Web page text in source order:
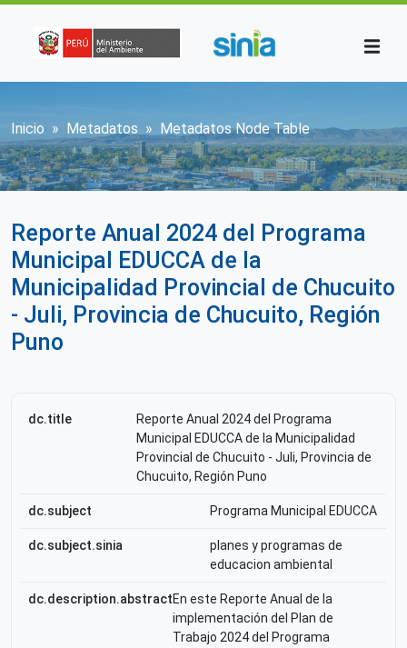
Sobrescribir enlaces de ayuda a la
Inicio Metadatos Metadatos Node Table
Reporte Anual 2024 del Programa
Municipal EDUCCA de la
Municipalidad Provincial de Chucuito
- Juli, Provincia de Chucuito, Región
Puno
dc.title
Reporte Anual 2024 del Programa
Municipal EDUCCA de la Municipalidad
Provincial de Chucuito - Juli, Provincia de
Chucuito, Región Puno
dc.subject Programa Municipal EDUCCA
dc.subject.sinia
planes y programas de
educacion ambiental
dc.description.abstractEn este Reporte Anual de la
implementación del Plan de
Trabajo 2024 del Programa